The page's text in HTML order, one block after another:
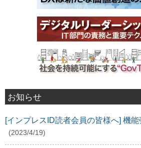
お知らせ
[インプレスID読者会員の皆様へ] 機
(2023/4/19)